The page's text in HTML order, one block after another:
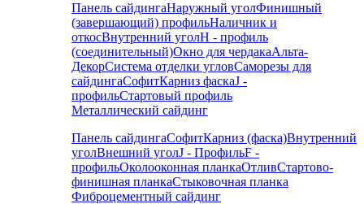
Панель сайдингаНаружный уголФинишный
(завершающий) профильНаличник и
откосВнутренний уголH - профиль
(соединительный)Окно для чердакаАльта-
ДекорСистема отделки угловСаморезы для
сайдингаСофитКарниз фаскаJ -
профильСтартовый профиль
Металлический сайдинг
Панель сайдингаСофитКарниз (фаска)Внутренний
уголВнешний уголJ - ПрофильF -
профильОколооконная планкаОтливСтартово-
финишная планкаСтыковочная планка
Фиброцементный сайдинг